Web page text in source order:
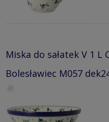
Miska do sałatek V 1
Bolesławiec M057